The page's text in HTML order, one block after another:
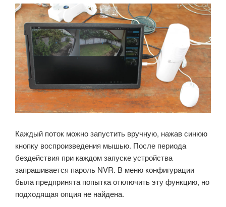
Каждый поток можно запустить вручную, нажав синюю
кнопку воспроизведения мышью. После периода
бездействия при каждом запуске устройства
запрашивается пароль NVR. В меню конфигурации
была предпринята попытка отключить эту функцию, но
подходящая опция не найдена.